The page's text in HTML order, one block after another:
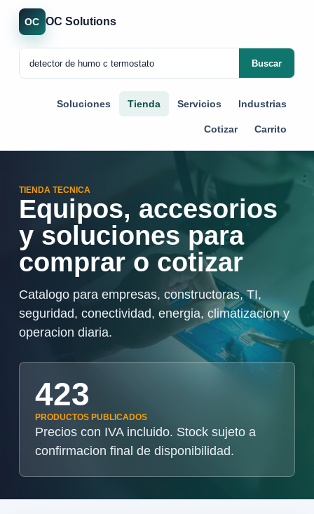
OC OC Solutions
Buscar
Soluciones Tienda Servicios Industrias
Cotizar Carrito
TIENDA TECNICA
Equipos, accesorios
y soluciones para
comprar o cotizar
Catalogo para empresas, constructoras, TI,
seguridad, conectividad, energia, climatizacion y
operacion diaria.
423
PRODUCTOS PUBLICADOS
Precios con IVA incluido. Stock sujeto a
confirmacion final de disponibilidad.